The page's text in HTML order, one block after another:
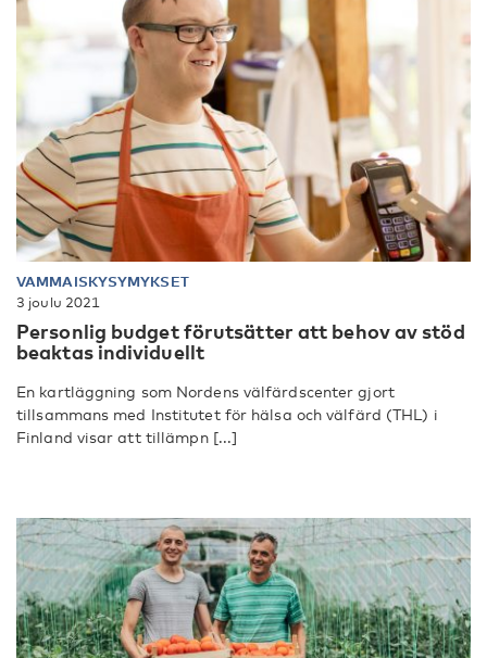
VAMMAISKYSYMYKSET
3 joulu 2021
Personlig budget förutsätter att behov av stöd
beaktas individuellt
En kartläggning som Nordens välfärdscenter gjort
tillsammans med Institutet för hälsa och välfärd (THL) i
Finland visar att tillämpn [...]